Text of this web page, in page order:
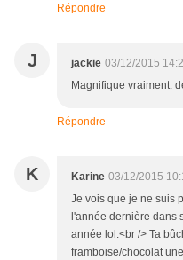
Répondre
J jackie 03/12/2015
Magnifique vraiment.
Répondre
K Karine 03/12/2015
Je vois que je ne suis
l'année dernière dans
année lol.<br /> Ta
framboise/chocolat